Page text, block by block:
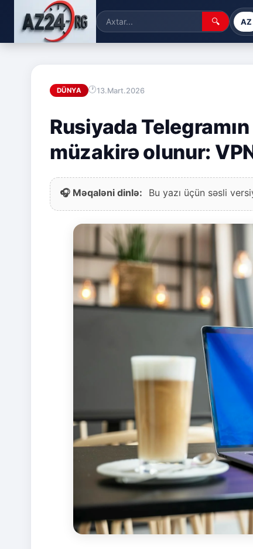
🔍 AZ
DÜNYA 13.Mart.2026
Rusiyada
müzakirə olunur:
🎧 Məqaləni dinlə: Bu yazı üçün səsli